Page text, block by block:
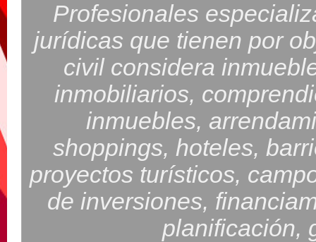
Profesionales
jurídicas que tienen por
civil considera
inmobiliarios,
inmuebles,
shoppings, hoteles,
proyectos turísticos,
de inversiones,
planificación,